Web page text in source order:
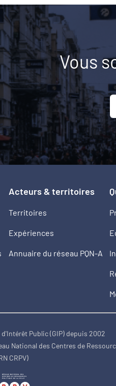
Vous
Acteurs & territoires
Territoires
Expériences
Annuaire du réseau PQN-A
Public (GIP) depuis 2002
National des Centres de
CRPV)